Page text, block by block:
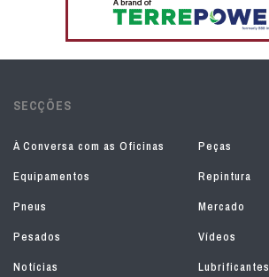
SECÇÕES
À Conversa com as Oficinas
Peças
Equipamentos
Repintura
Pneus
Mercado
Pesados
Vídeos
Notícias
Lubrificantes